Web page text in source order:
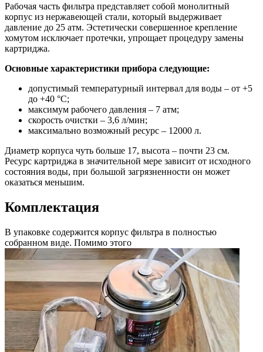
Рабочая часть фильтра представляет собой монолитный
корпус из нержавеющей стали, который выдерживает
давление до 25 атм. Эстетически совершенное крепление
хомутом исключает протечки, упрощает процедуру замены
картриджа.
Основные характеристики прибора следующие:
допустимый температурный интервал для воды – от +5
до +40 °С;
максимум рабочего давления – 7 атм;
скорость очистки – 3,6 л/мин;
максимально возможный ресурс – 12000 л.
Диаметр корпуса чуть больше 17, высота – почти 23 см.
Ресурс картриджа в значительной мере зависит от исходного
состояния воды, при большой загрязненности он может
оказаться меньшим.
Комплектация
В упаковке содержится корпус фильтра в полностью
собранном виде. Помимо этого